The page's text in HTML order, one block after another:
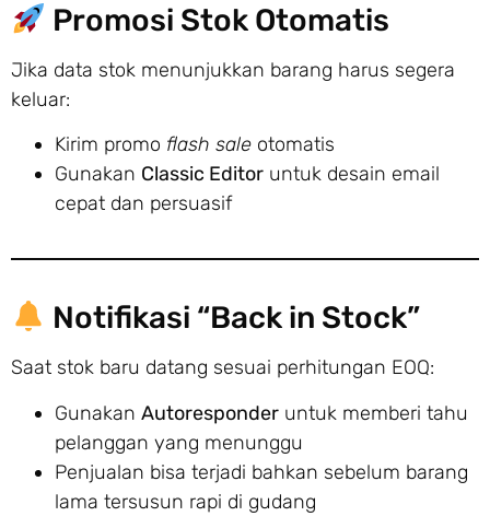
Promosi Stok Otomatis
Jika data stok menunjukkan barang harus segera
keluar:
Kirim promo flash sale otomatis
Gunakan Classic Editor untuk desain email
cepat dan persuasif
Notifikasi “Back in Stock”
Saat stok baru datang sesuai perhitungan EOQ:
Gunakan Autoresponder untuk memberi tahu
pelanggan yang menunggu
Penjualan bisa terjadi bahkan sebelum barang
lama tersusun rapi di gudang